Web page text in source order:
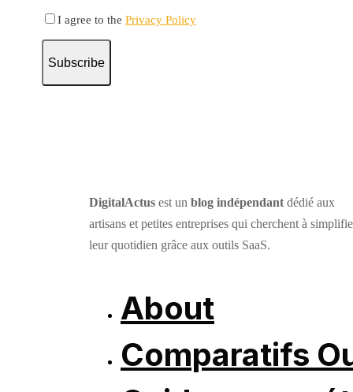
I agree to the Privacy Policy
Subscribe
DigitalActus est un blog indépendant dédié aux
artisans et petites entreprises qui cherchent à
leur quotidien grâce aux outils SaaS.
About
Comparatifs